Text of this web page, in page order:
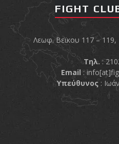
FIGHT
Λεωφ. Βεϊκου 117 – 119,
Τηλ. :
Email :
Υπεύθυνος: